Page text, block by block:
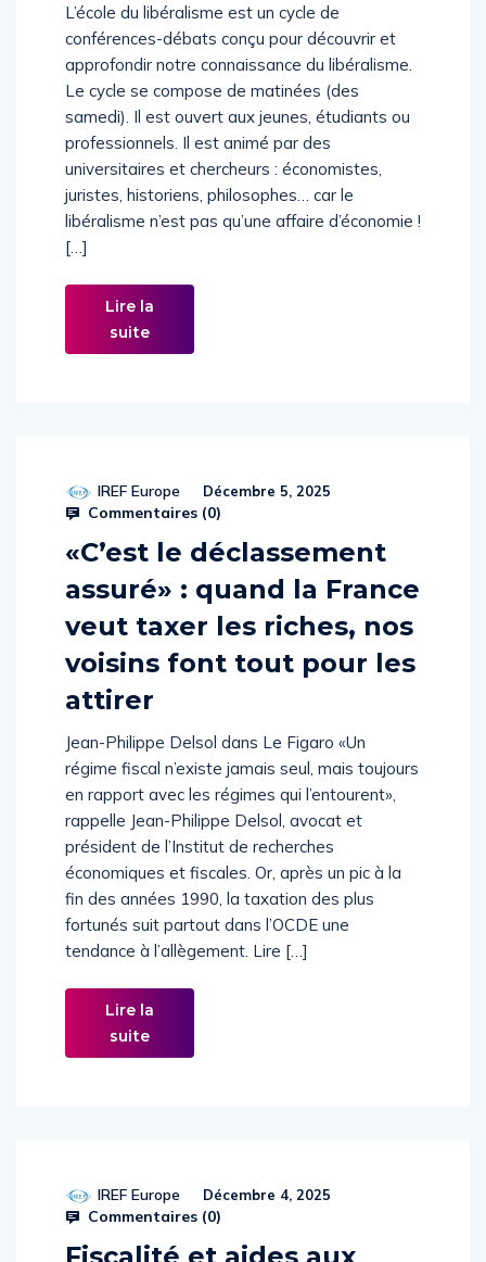
L’école du libéralisme est un cycle de
conférences-débats conçu pour découvrir et
approfondir notre connaissance du libéralisme.
Le cycle se compose de matinées (des
samedi). Il est ouvert aux jeunes, étudiants ou
professionnels. Il est animé par des
universitaires et chercheurs : économistes,
juristes, historiens, philosophes… car le
libéralisme n’est pas qu’une affaire d’économie !
Lire la
suite
IREF Europe Décembre 5, 2025
«C’est le déclassement
assuré» : quand la France
veut taxer les riches, nos
voisins font tout pour les
Jean-Philippe Delsol dans Le Figaro «Un
régime fiscal n’existe jamais seul, mais toujours
en rapport avec les régimes qui l’entourent»,
rappelle Jean-Philippe Delsol, avocat et
président de l’Institut de recherches
économiques et fiscales. Or, après un pic à la
fin des années 1990, la taxation des plus
fortunés suit partout dans l’OCDE une
Lire la
suite
IREF Europe Décembre 4, 2025